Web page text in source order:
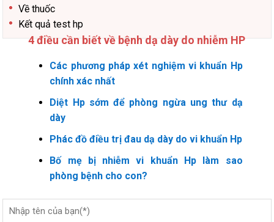
Về thuốc
Kết quả test hp
4 điều cần biết về bệnh dạ dày do nhiễm HP
Các phương pháp xét nghiệm vi khuẩn Hp
chính xác nhất
Diệt Hp sớm để phòng ngừa ung thư dạ
dày
Phác đồ điều trị đau dạ dày do vi khuẩn Hp
Bố mẹ bị nhiễm vi khuẩn Hp làm sao
phòng bệnh cho con?